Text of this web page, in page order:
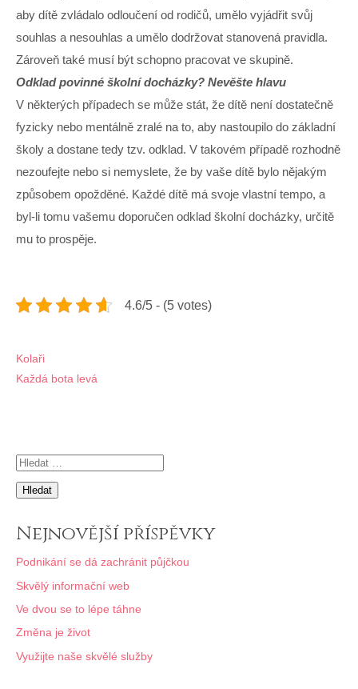
aby dítě zvládalo odloučení od rodičů, umělo vyjádřit svůj
souhlas a nesouhlas a umělo dodržovat stanovená pravidla.
Zároveň také musí být schopno pracovat ve skupině.
Odklad povinné školní docházky? Nevěšte hlavu
V některých případech se může stát, že dítě není dostatečně
fyzicky nebo mentálně zralé na to, aby nastoupilo do základní
školy a dostane tedy tzv. odklad. V takovém případě rozhodně
nezoufejte nebo si nemyslete, že by vaše dítě bylo nějakým
způsobem opožděné. Každé dítě má svoje vlastní tempo, a
byl-li tomu vašemu doporučen odklad školní docházky, určitě
mu to prospěje.
4.6/5 - (5 votes)
Navigace
pro
Kolaři
Každá bota levá
Vyhledávání
Nejnovější příspěvky
Podnikání se dá zachránit půjčkou
Skvělý informační web
Ve dvou se to lépe táhne
Změna je život
Využijte naše skvělé služby